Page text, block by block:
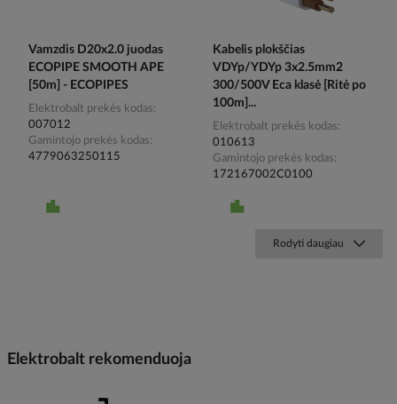
Vamzdis D20x2.0 juodas
ECOPIPE SMOOTH APE
[50m] - ECOPIPES
Elektrobalt prekės kodas
007012
Gamintojo prekės kodas
4779063250115
Kabelis plokščias
VDYp/YDYp 3x2.5mm2
300/500V Eca klasė [Ritė po
100m]...
Elektrobalt prekės kodas
010613
Gamintojo prekės kodas
172167002C0100
Rodyti daugiau
Elektrobalt rekomenduoja